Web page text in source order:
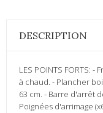
DESCRIPTION
LES POINTS FORTS:
à chaud. - Plancher
63 cm. - Barre d'arrêt
Poignées d'arrimage